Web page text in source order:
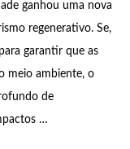
ganhou uma nova
regenerativo. Se,
garantir que as
meio ambiente, o
de
…